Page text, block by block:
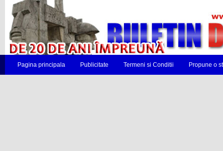
Pagina principala Publicitate Termeni si Conditii Propune o